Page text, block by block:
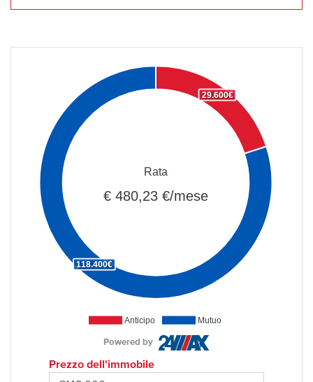
Anticipo Mutuo
29.600€
118.400€
Rata
€ 480,23 €/mese
Powered by
Prezzo dell'immobile